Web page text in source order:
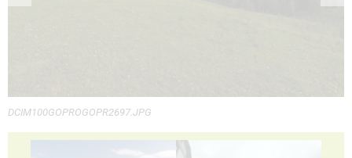
DCIM100GOPROGOPR2697.JPG